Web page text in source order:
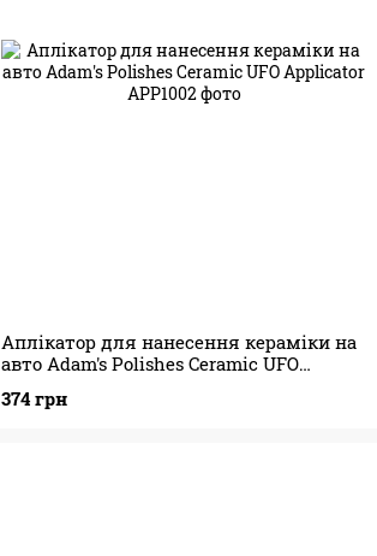
Аплікатор для нанесення кераміки на
авто Adam's Polishes Ceramic UFO
374 грн